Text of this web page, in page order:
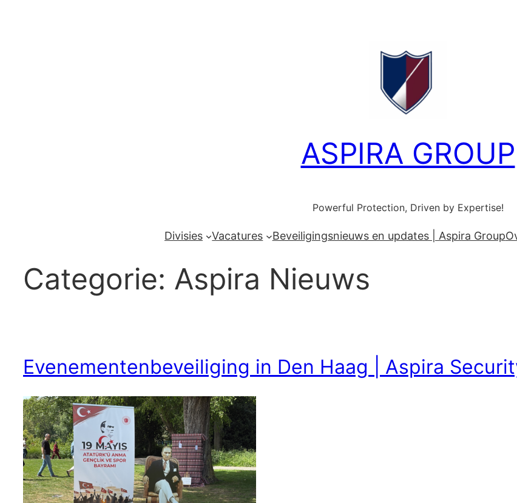
ASPIRA GROUP
Powerful Protection, Driven by Expertise!
Divisies Vacatures Beveiligingsnieuws en updates | Aspira Group
Categorie: Aspira Nieuws
Evenementenbeveiliging in Den Haag | Aspira